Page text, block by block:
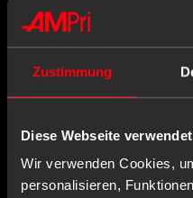
Zustimmung
Diese Webseite
Wir verwenden Cookies,
personalisieren,
Nitril
Classic
Größe: M
-
+
Einloggen